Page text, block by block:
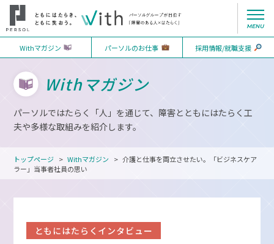
Withマガジン パーソルのお仕事 採用情報/就職支援
Withマガジン
パーソルではたらく「人」を通じて、障害とともにはたらく工
夫や多様な取組みを紹介します。
トップページ Withマガジン
介護と仕事を両立させたい。「ビジネスケア
ラー」当事者社員の思い
ともにはたらくインタビュー